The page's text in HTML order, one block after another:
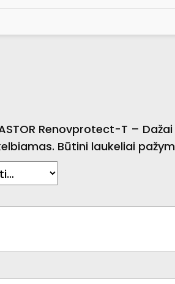
Renovprotect-T –
Būtini laukeliai